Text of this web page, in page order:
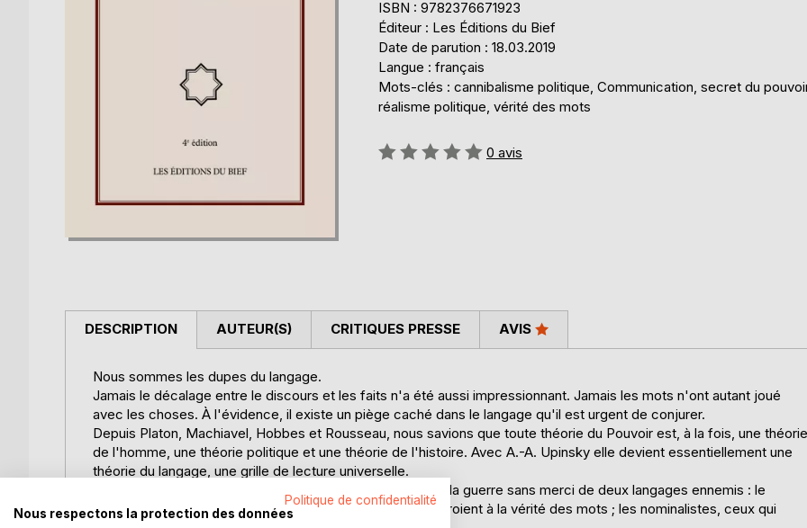
ISBN : 9782376671923
Éditeur : Les Éditions du Bief
Date de parution : 18.03.2019
Langue : français
Mots-clés : cannibalisme politique, Communication, secret du
réalisme politique, vérité des mots
Évaluation:
0 avis
DESCRIPTION
Nous sommes les dupes du langage.
Jamais le décalage entre le discours et les faits n'a été aussi impressionnant. Jamais les mots n'ont autant joué
avec les choses. À l'évidence, il existe un piège caché dans le langage qu'il est urgent de conjurer.
Depuis Platon, Machiavel, Hobbes et Rousseau, nous savions que toute théorie du Pouvoir­ est, à la fois, une théorie
de l'homme, une théorie politique et une théorie de l'histoire. Avec A.-A. Upinsky elle devient essentiellement une
théorie du langage, une grille de lecture universelle.
Toute l'histoire de l'Humanité n'apparaît plus que comme la guerre sans merci de deux langages ennemis : le
Réalisme et le Nominalisme. Les réalistes sont ceux qui croient à la vérité des mots ; les nominalistes, ceux qui
AUTEUR(S) CRITIQUES PRESSE AVIS
Politique de confidentialité
Nous respectons la protection des données